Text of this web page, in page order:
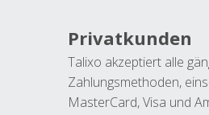
Privatkunden
Talixo akzeptiert alle
Zahlungsmethoden,
MasterCard, Visa und